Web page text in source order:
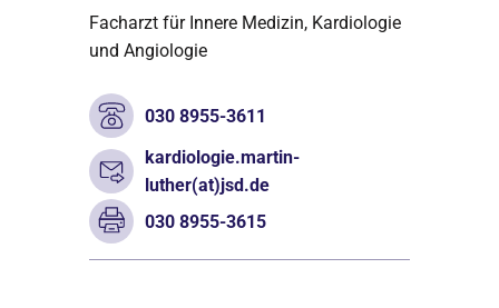
Facharzt für Innere Medizin, Kardiologie
und Angiologie
030 8955-3611
kardiologie.martin-
luther(at)jsd.de
030 8955-3615